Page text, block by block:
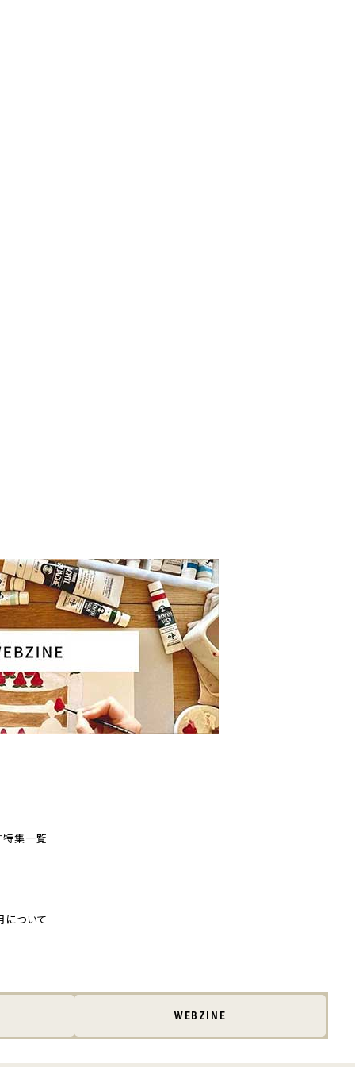
特集一覧
について
WEBZINE